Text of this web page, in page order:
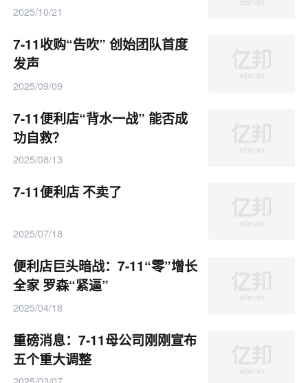
2025/10/21
7-11收购“告吹” 创始团队首度
发声
2025/09/09
7-11便利店“背水一战” 能否成
功自救？
2025/08/13
7-11便利店 不卖了
2025/07/18
便利店巨头暗战：7-11“零”增长
全家 罗森“紧逼”
2025/04/18
重磅消息：7-11母公司刚刚宣布
五个重大调整